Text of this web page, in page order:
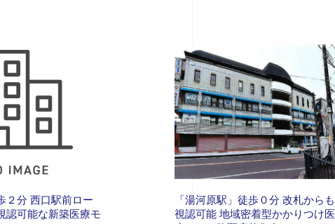
２分 西口駅前ロー
認可能な新築医療モ
「湯河原駅」徒歩０分 改札からも
視認可能 地域密着型かかりつけ医